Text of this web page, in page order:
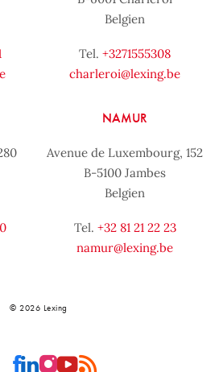
Belgien
Tel. +3271555308
charleroi@lexing.be
NAMUR
Avenue de Luxembourg, 152
B-5100 Jambes
Belgien
Tel. +32 81 21 22 23
namur@lexing.be
© 2026 Lexing